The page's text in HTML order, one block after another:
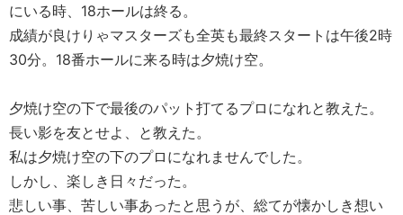
にいる時、18ホールは終る。
成績が良けりゃマスターズも全英も最終スタートは午後2時
30分。18番ホールに来る時は夕焼け空。
夕焼け空の下で最後のパット打てるプロになれと教えた。
長い影を友とせよ、と教えた。
私は夕焼け空の下のプロになれませんでした。
しかし、楽しき日々だった。
悲しい事、苦しい事あったと思うが、総てが懐かしき想い